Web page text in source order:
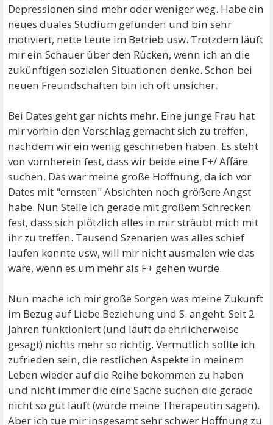
Depressionen sind mehr oder weniger weg. Habe ein
neues duales Studium gefunden und bin sehr
motiviert, nette Leute im Betrieb usw. Trotzdem läuft
mir ein Schauer über den Rücken, wenn ich an die
zukünftigen sozialen Situationen denke. Schon bei
neuen Freundschaften bin ich oft unsicher.
Bei Dates geht gar nichts mehr. Eine junge Frau hat
mir vorhin den Vorschlag gemacht sich zu treffen,
nachdem wir ein wenig geschrieben haben. Es steht
von vornherein fest, dass wir beide eine F+/ Affäre
suchen. Das war meine große Hoffnung, da ich vor
Dates mit "ernsten" Absichten noch größere Angst
habe. Nun Stelle ich gerade mit großem Schrecken
fest, dass sich plötzlich alles in mir sträubt mich mit
ihr zu treffen. Tausend Szenarien was alles schief
laufen konnte usw, will mir nicht ausmalen wie das
wäre, wenn es um mehr als F+ gehen würde.
Nun mache ich mir große Sorgen was meine Zukunft
im Bezug auf Liebe Beziehung und S. angeht. Seit 2
Jahren funktioniert (und läuft da ehrlicherweise
gesagt) nichts mehr so richtig. Vermutlich sollte ich
zufrieden sein, die restlichen Aspekte in meinem
Leben wieder auf die Reihe bekommen zu haben
und nicht immer die eine Sache suchen die gerade
nicht so gut läuft (würde meine Therapeutin sagen).
Aber ich tue mir insgesamt sehr schwer Hoffnung zu